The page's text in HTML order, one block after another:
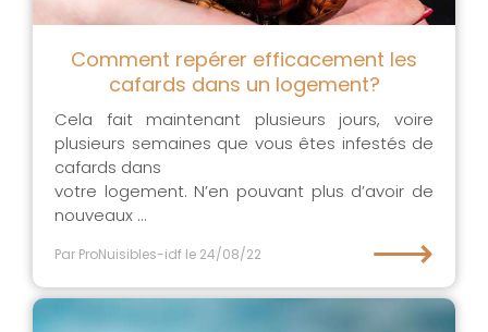
Comment repérer efficacement les
cafards dans un logement?
Cela fait maintenant plusieurs jours, voire
plusieurs semaines que vous êtes infestés de
cafards dans
votre logement. N’en pouvant plus d’avoir de
nouveaux ...
Par ProNuisibles-idf le 24/08/22 ⟶